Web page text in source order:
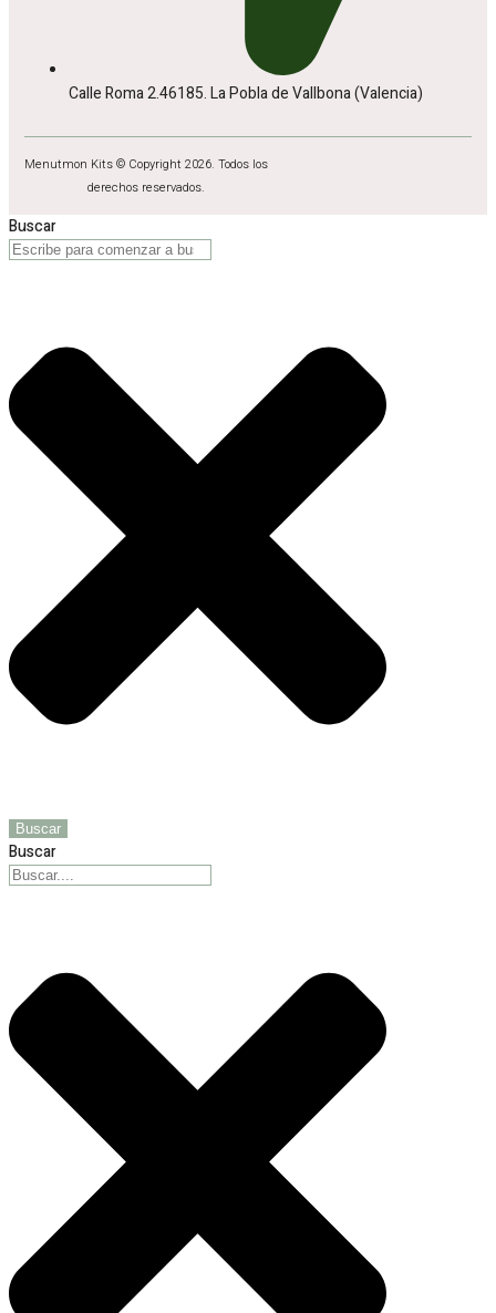
Calle Roma 2.46185. La Pobla de Vallbona (Valencia)
Menutmon Kits © Copyright 2026. Todos los
derechos reservados.
Buscar
Buscar
Buscar